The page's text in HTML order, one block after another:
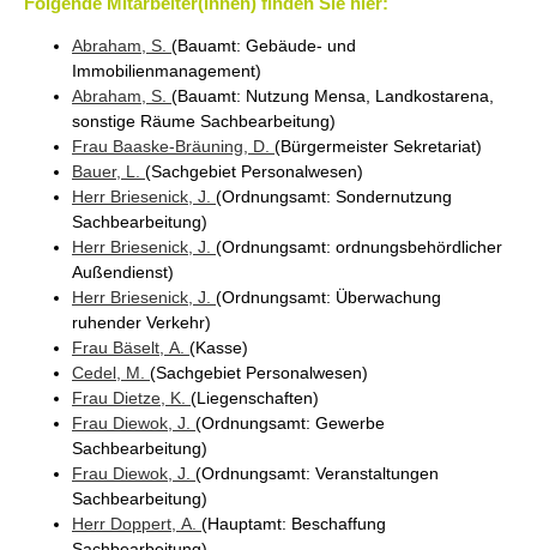
Abraham , S. (Bauamt: Gebäude- und
Immobilienmanagement)
Abraham , S. (Bauamt: Nutzung Mensa, Landkostarena,
sonstige Räume Sachbearbeitung)
Frau Baaske-Bräuning , D. (Bürgermeister Sekretariat)
Bauer, L. (Sachgebiet Personalwesen)
Herr Briesenick , J. (Ordnungsamt: Sondernutzung
Sachbearbeitung)
Herr Briesenick , J. (Ordnungsamt: ordnungsbehördlicher
Außendienst)
Herr Briesenick , J. (Ordnungsamt: Überwachung
ruhender Verkehr)
Frau Bäselt , A. (Kasse)
Cedel , M. (Sachgebiet Personalwesen)
Frau Dietze , K. (Liegenschaften)
Frau Diewok , J. (Ordnungsamt: Gewerbe
Sachbearbeitung)
Frau Diewok , J. (Ordnungsamt: Veranstaltungen
Sachbearbeitung)
Herr Doppert , A. (Hauptamt: Beschaffung